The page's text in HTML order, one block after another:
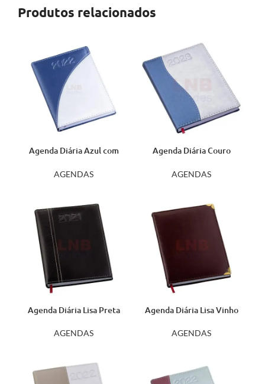
Produtos relacionados
Agenda Diária Azul com
AGENDAS
Agenda Diária Couro
AGENDAS
Agenda Diária Lisa Preta
AGENDAS
Agenda Diária Lisa Vinho
AGENDAS